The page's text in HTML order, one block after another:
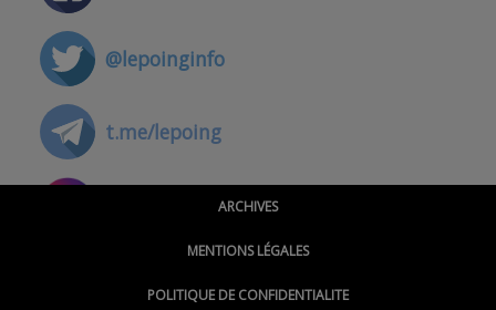
@lepoinginfo
t.me/lepoing
@montpellierpoinginfo
ARCHIVES
MENTIONS LÉGALES
POLITIQUE DE CONFIDENTIALITE